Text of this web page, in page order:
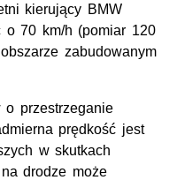
kierujący BMW
o 70 km/h (pomiar 120
zabudowanym
przestrzeganie
prędkość jest
w skutkach
drodze może